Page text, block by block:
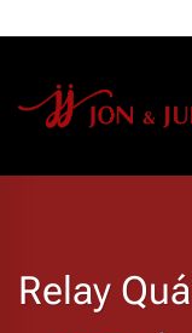
dung
Relay